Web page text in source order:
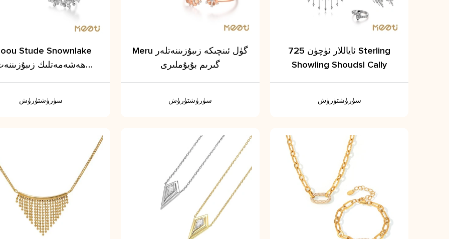
Stude Snownlake
ھەشەمەتلىك
سۈرۈشتۈرۈش
Meru گۈل ئىنچىكە زىبۇزىننەتلەر
گىرىم بۇيۇملىرى
سۈرۈشتۈرۈش
ئاياللار ئۈچۈن 725 Sterling
Showling Shoudsl Cally
سۈرۈشتۈرۈش